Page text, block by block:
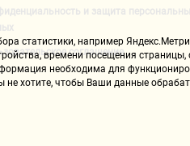
и защита
соглашение
статистики, например
времени посещения страницы,
необходима для
хотите, чтобы Ваши данные